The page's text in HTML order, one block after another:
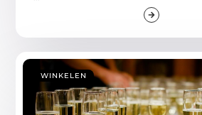
WINKELEN